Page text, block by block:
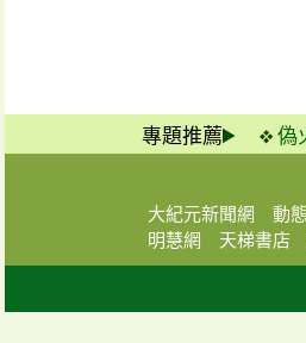
專題推薦 偽
大紀元新聞網 動
明慧網
天梯書店